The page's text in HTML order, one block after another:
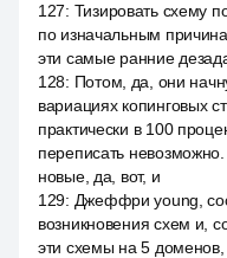
127: Тизировать схему
по изначальным
эти самые ранние
128: Потом, да, они
вариациях копинговых
практически в 100
переписать
новые, да, вот, и
129: Джеффри young,
возникновения схем и,
эти схемы на 5 доменов,